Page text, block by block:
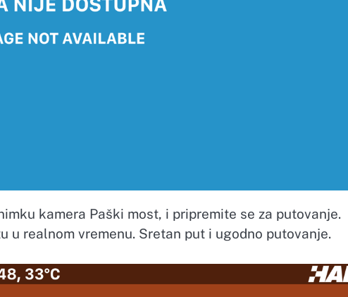
kamera Paški most, i pripremite se za putovanje.
u realnom vremenu. Sretan put i ugodno putovanje.